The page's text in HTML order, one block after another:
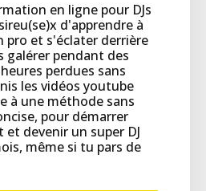
en ligne pour DJs
d'apprendre à
pro et s'éclater derrière
galérer pendant des
perdues sans
les vidéos youtube
à une méthode sans
pour démarrer
devenir un super DJ
même si tu pars de